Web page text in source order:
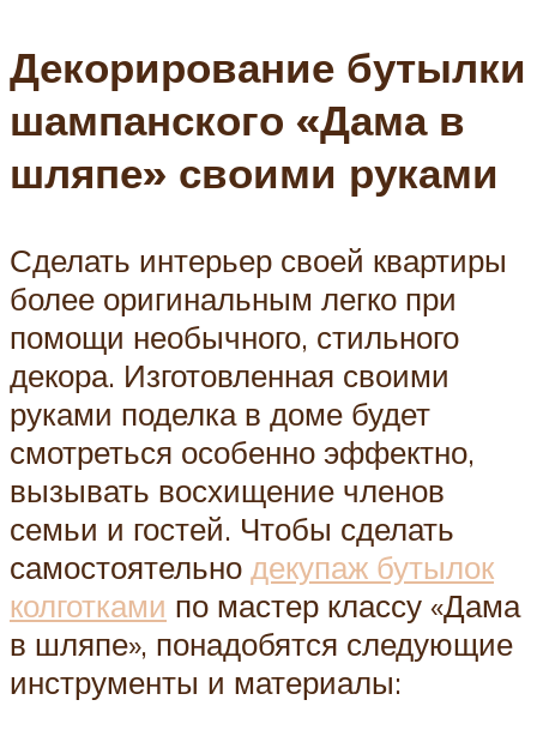
Декорирование бутылки
шампанского «Дама в
шляпе» своими руками
Сделать интерьер своей квартиры
более оригинальным легко при
помощи необычного, стильного
декора. Изготовленная своими
руками поделка в доме будет
смотреться особенно эффектно,
вызывать восхищение членов
семьи и гостей. Чтобы сделать
самостоятельно декупаж бутылок
колготками по мастер классу «Дама
в шляпе», понадобятся следующие
инструменты и материалы: